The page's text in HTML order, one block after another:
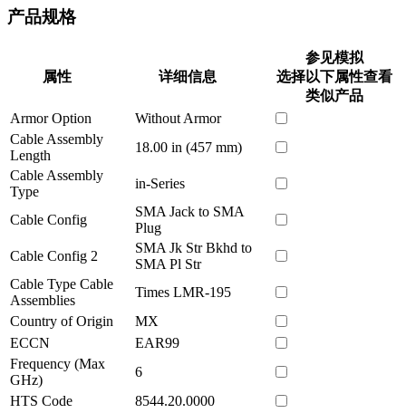
产品规格
属性 详细信息
参见模拟
选择以下属性查看
类似产品
Armor Option
Without Armor
Cable Assembly
Length
18.00 in (457 mm)
Cable Assembly
Type
in-Series
Cable Config
SMA Jack to SMA
Plug
Cable Config 2
SMA Jk Str Bkhd to
SMA Pl Str
Cable Type Cable
Assemblies
Times LMR-195
Country of Origin
MX
ECCN
EAR99
Frequency (Max
GHz)
6
HTS Code
8544.20.0000